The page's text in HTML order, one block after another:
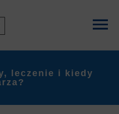
leczenie i kiedy